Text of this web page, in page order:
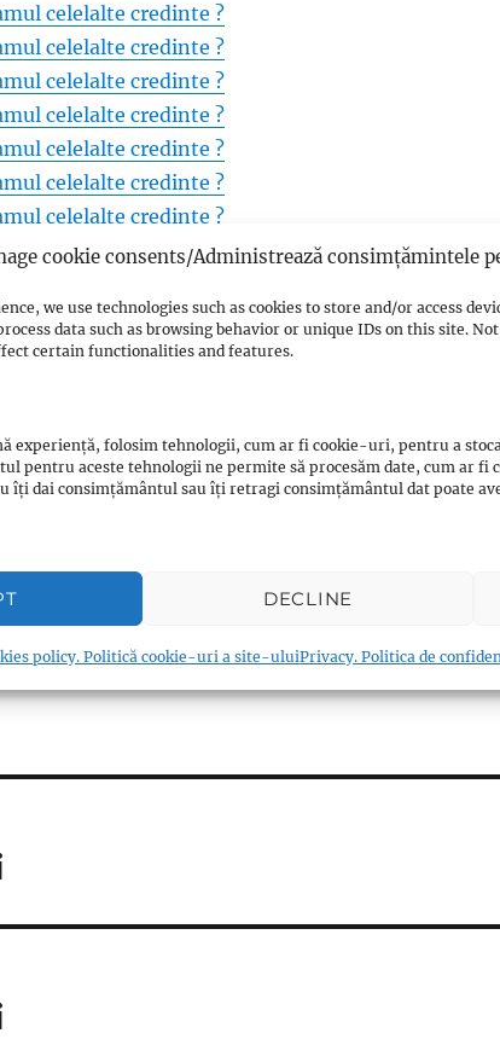
cookie consents/Administrează consimțămintele
we use technologies such as cookies to store and/or access
data such as browsing behavior or unique IDs on this site.
certain functionalities and features.
experiență, folosim tehnologii, cum ar fi cookie-uri, pentru a
pentru aceste tehnologii ne permite să procesăm date, cum ar
îți dai consimțământul sau îți retragi consimțământul dat poate
DECLINE
policy. Politică cookie-uri a site-uluiPrivacy. Politica de
celelalte credinte ?
celelalte credinte ?
celelalte credinte ?
celelalte credinte ?
celelalte credinte ?
celelalte credinte ?
celelalte credinte ?
celelalte credinte ?
celelalte credinte ?
celelalte credinte ?
celelalte credinte ?
celelalte credinte ?
celelalte credinte ?
celelalte credinte ?